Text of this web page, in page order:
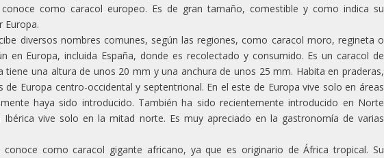
como caracol europeo. Es de gran tamaño, comestible y como indica su
Europa.
diversos nombres comunes, según las regiones, como caracol moro, regineta o
en Europa, incluida España, donde es recolectado y consumido. Es un caracol de
tiene una altura de unos 20 mm y una anchura de unos 25 mm. Habita en praderas,
de Europa centro-occidental y septentrional. En el este de Europa vive solo en áreas
haya sido introducido. También ha sido recientemente introducido en Norte
Ibérica vive solo en la mitad norte. Es muy apreciado en la gastronomía de varias
conoce como caracol gigante africano, ya que es originario de África tropical. Su